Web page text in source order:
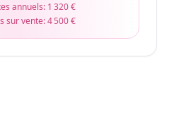
annuels: 1 320 €
sur vente:4 500 €